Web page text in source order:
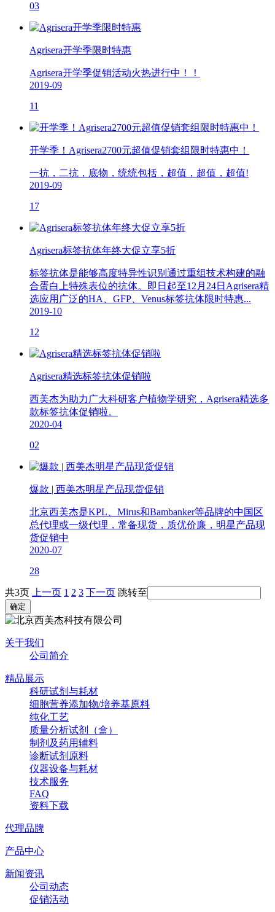
03
Agrisera开学季限时特惠
Agrisera开学季促销活动火热进行中！！
2019-09
11
开学季！Agrisera2700元超值促销套组限时特惠中！
一抗，二抗，底物，统统包括，超值，超值，超值!
2019-09
17
Agrisera标签抗体年终大促立享5折
标签抗体是能够高度特异性识别通过重组技术构建的融
合蛋白上特殊表位的抗体。即日起至12月24日Agrisera精
选应用广泛的HA、GFP、Venus标签抗体限时特惠...
2019-10
12
Agrisera精选标签抗体促销啦
西美杰为助力广大科研客户植物学研究，Agrisera精选多
款标签抗体促销啦。
2020-04
02
爆款 | 西美杰明星产品现货促销
北京西美杰是KPL、Mirus和Bambanker等品牌的中国区
总代理或一级代理，常备现货，质优价廉，明星产品现
货促销中
2020-07
28
共3页 上一页 1 2 3 下一页 跳转至
关于我们
公司简介
精品展示
科研试剂与耗材
细胞营养添加物/培养基原料
纯化工艺
质量分析试剂（盒）
制剂及药用辅料
诊断试剂原料
仪器设备与耗材
技术服务
FAQ
资料下载
代理品牌
产品中心
新闻资讯
公司动态
促销活动